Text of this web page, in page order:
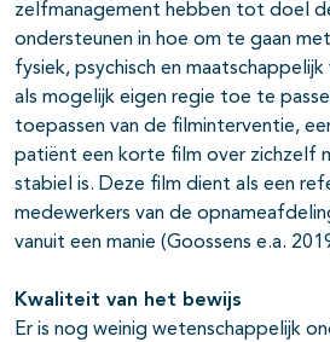
zelfmanagement hebben tot doel
ondersteunen in hoe om te gaan
fysiek, psychisch en maatschappelijk
als mogelijk eigen regie toe te
toepassen van de filminterventie,
patiënt een korte film over zichzelf
stabiel is. Deze film dient als een
medewerkers van de
vanuit een manie (Goossens e.a.
Kwaliteit van het bewijs
Er is nog weinig wetenschappelijk